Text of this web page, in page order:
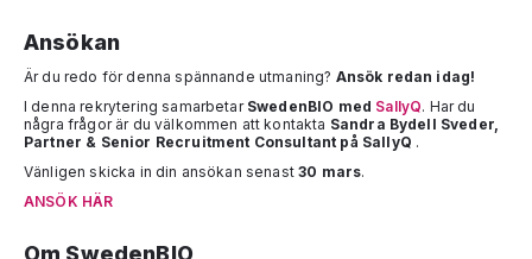
Ansökan
Är du redo för denna spännande utmaning? Ansök redan idag!
I denna rekrytering samarbetar SwedenBIO med SallyQ. Har du
några frågor är du välkommen att kontakta Sandra Bydell Sveder,
Partner & Senior Recruitment Consultant på SallyQ .
Vänligen skicka in din ansökan senast30 mars.
ANSÖK HÄR
Om SwedenBIO